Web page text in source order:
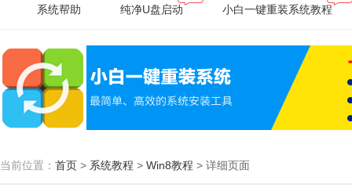
系统帮助 纯净U盘启动 小白一键重装系统教程
当前位置： 首页 > 系统教程 > Win8教程 > 详细页面